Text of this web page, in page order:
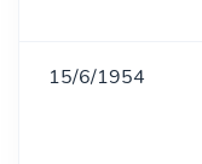
15/6/1954